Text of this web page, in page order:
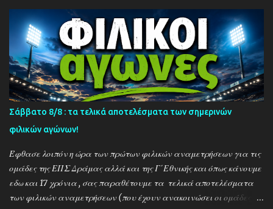
Σάββατο 8/8 : τα τελικά αποτελέσματα των σημερινών
φιλικών αγώνων!
Έφθασε λοιπόν η ώρα των πρώτων φιλικών αναμετρήσεων για τις
ομάδες της ΕΠΣ Δράμας αλλά και της Γ΄Εθνικής και όπως κάνουμε
εδω και 17 χρόνια , σας παραθέτουμε τα τελικά αποτελέσματα
των φιλικών αναμετρήσεων (που έχουν ανακοινώσει οι ομάδες) ....